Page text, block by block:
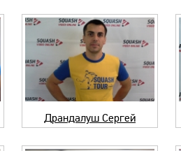
Драндалуш Сергей